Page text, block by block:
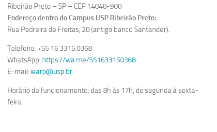
Ribeirão Preto – SP – CEP 14040-900
Endereço dentro do Campus USP Ribeirão Preto:
Rua Pedreira de Freitas, 20 (antigo banco Santander).
Telefone: +55 16 3315.0368
WhatsApp: https://wa.me/551633150368
E-mail: iearp@usp.br
Horário de funcionamento: das 8h às 17h, de segunda à sexta-
feira.